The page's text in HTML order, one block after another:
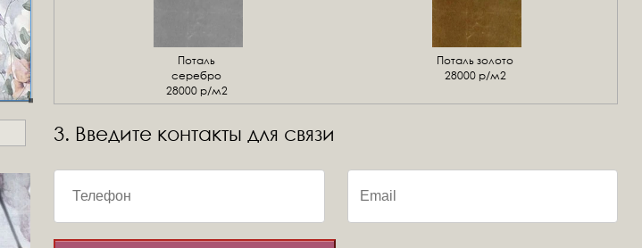
Поталь
серебро
28000 р/м2
Поталь золото
28000 р/м2
3. Введите контакты для связи